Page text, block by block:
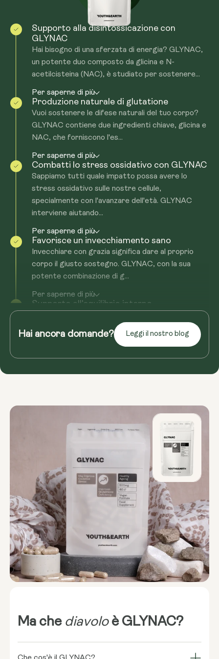
potente antiossidante. Il glutatione neutralizza i radicali
liberi, riducendo lo stress ossidativo e proteggendo le
cellule da potenziali danni. Fornendo gli aminoacidi
essenziali, glicina e NAC, GLYNAC sostiene questo
sistema di difesa naturale, promuovendo una funzione
cellulare più sana e un equilibrio generale.
che i processi dell'organismo funzionino al meglio.
scegliere l'uno o l'altro, poiché non è necessario
assumerli entrambi. In caso di domande, non esitate a
contattarci all'indirizzo support@youthandearth.com e
Supporto alla disintossicazione con
GLYNAC
Hai bisogno di una sferzata di energia? GLYNAC,
un potente duo composto da glicina e N-
acetilcisteina (NAC), è studiato per sostenere...
Per saperne di più
Produzione naturale di glutatione
Vuoi sostenere le difese naturali del tuo corpo?
GLYNAC contiene due ingredienti chiave, glicina e
NAC, che forniscono l'es...
Per saperne di più
Combatti lo stress ossidativo con GLYNAC
Sappiamo tutti quale impatto possa avere lo
stress ossidativo sulle nostre cellule,
specialmente con l'avanzare dell'età. GLYNAC
interviene aiutando...
Per saperne di più
Favorisce un invecchiamento sano
Invecchiare con grazia significa dare al proprio
corpo il giusto sostegno. GLYNAC, con la sua
potente combinazione di g...
Per saperne di più
Supporto all'equilibrio interno
stato progettato per aiutarti a trovare
quell'equilibrio interiore. Supportando il glutatione...
Per saperne di più
Hai ancora domande? Leggi il nostro blog
Ma che diavoloè GLYNAC?